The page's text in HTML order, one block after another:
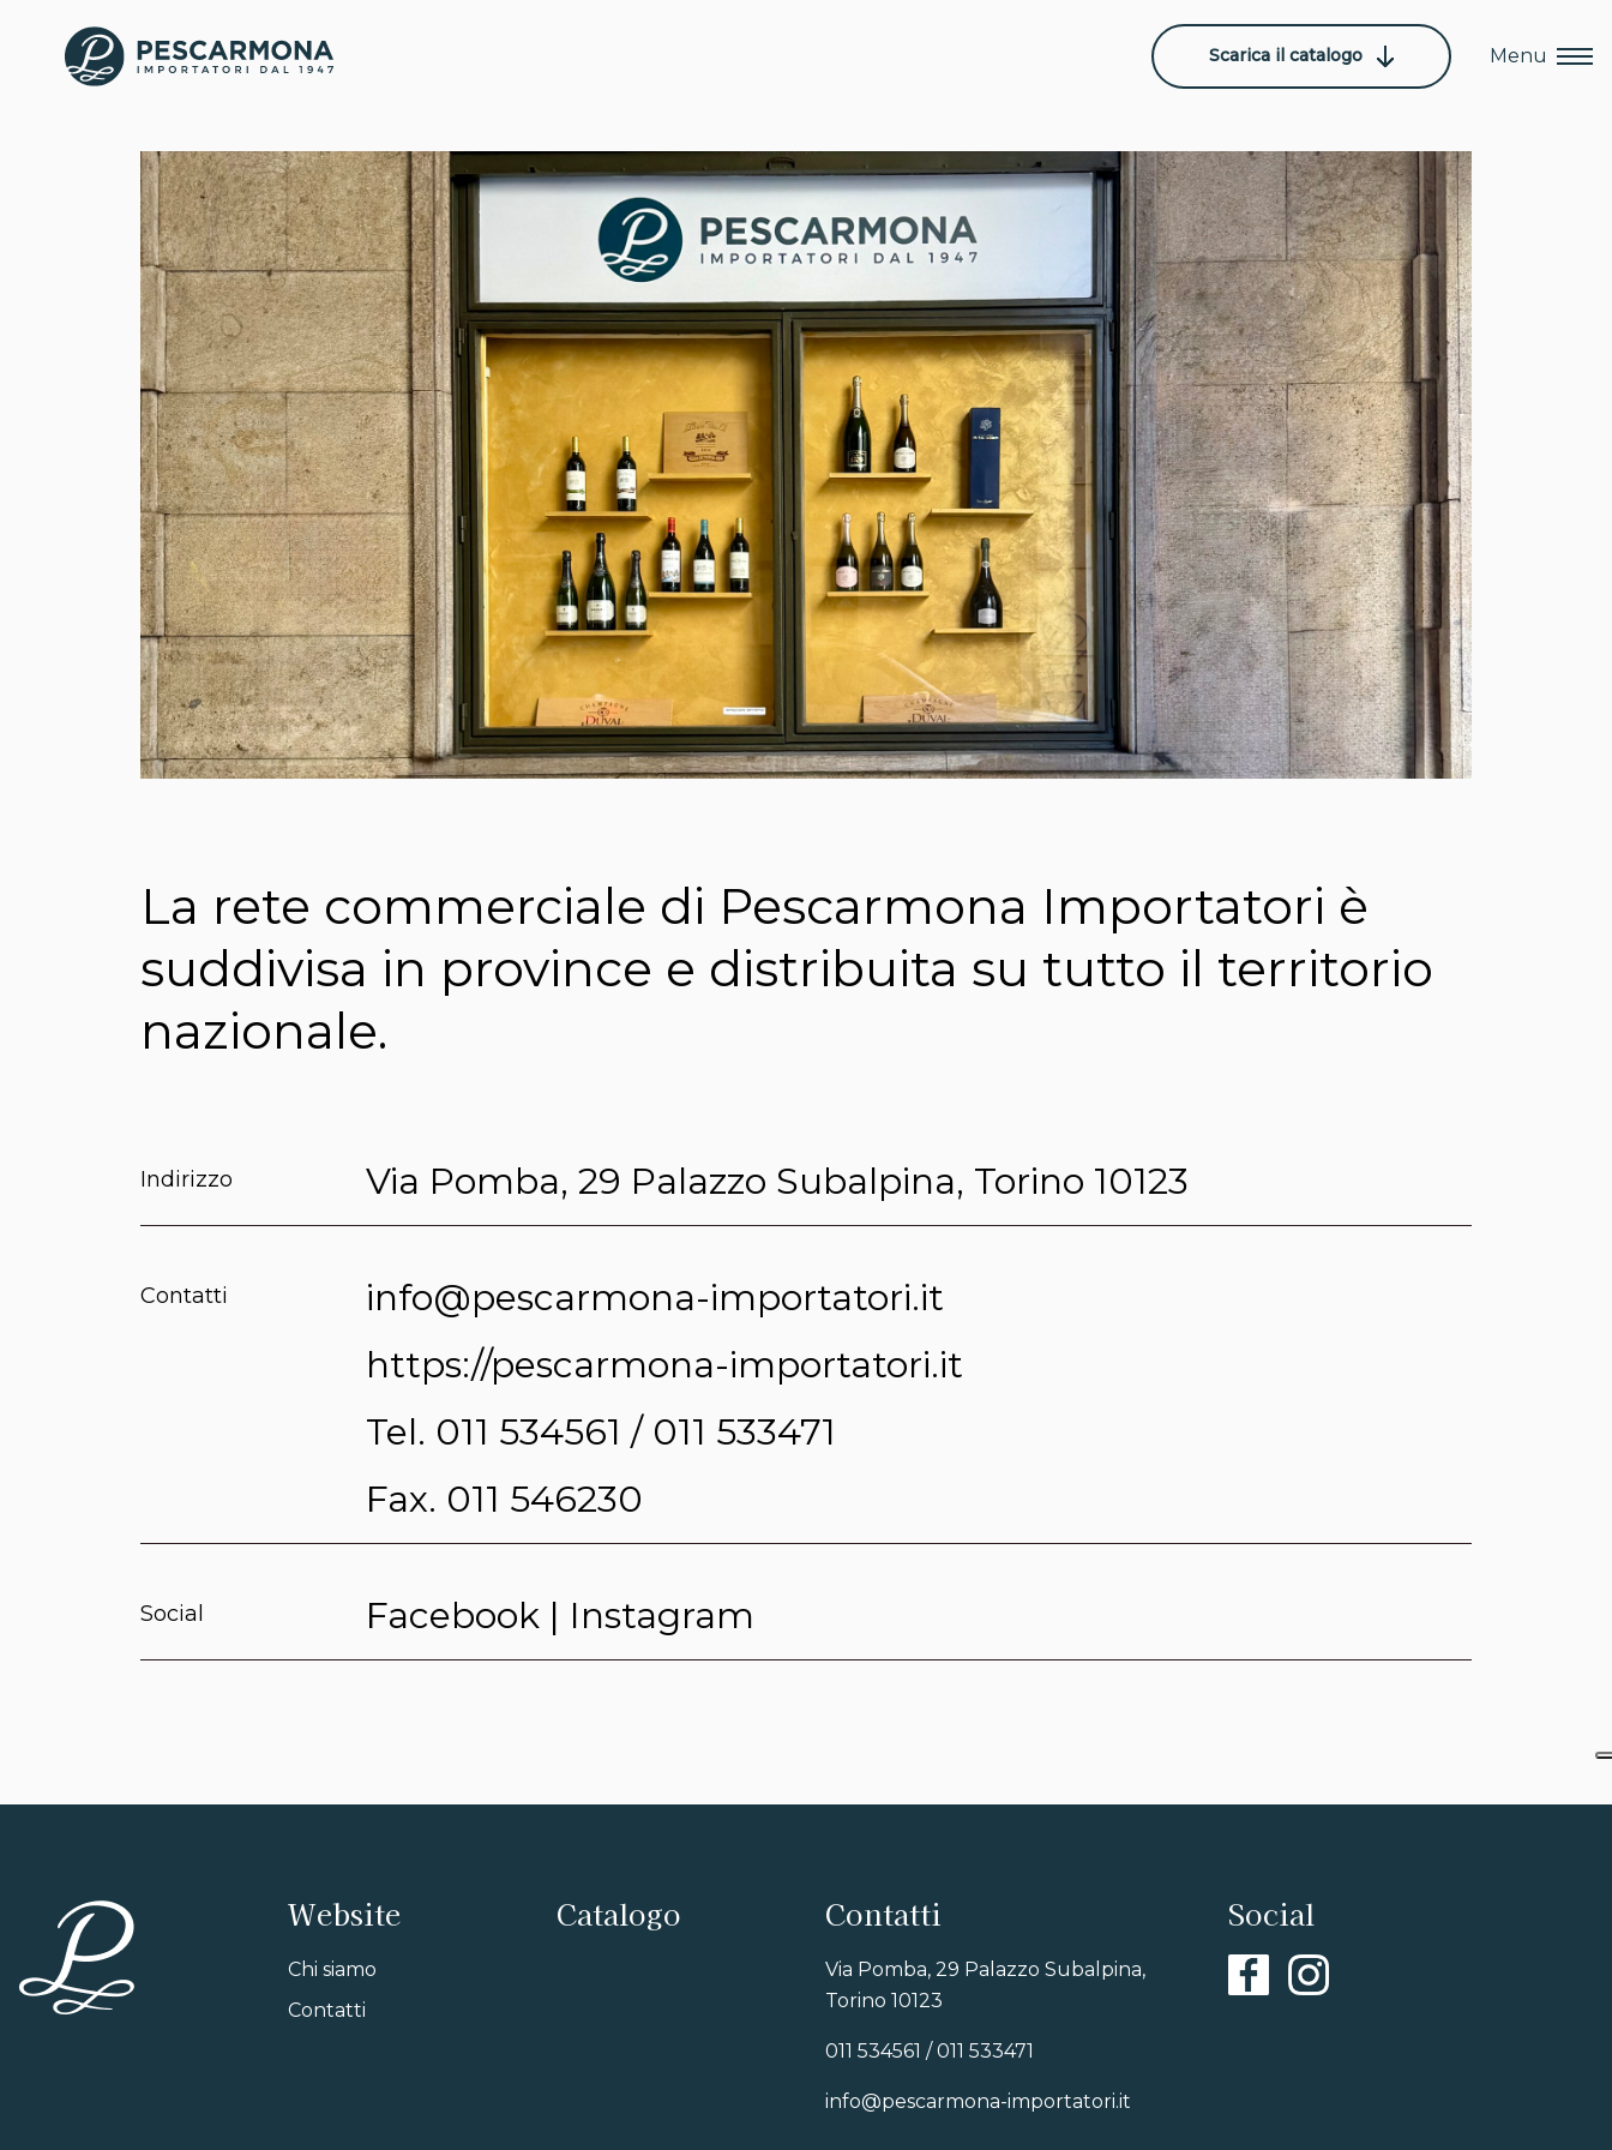
Scarica il catalogo Menu
La rete commerciale di Pescarmona Importatori è
suddivisa in province e distribuita su tutto il territorio
nazionale.
Indirizzo Via Pomba, 29 Palazzo Subalpina, Torino 10123
Contatti
info@pescarmona-importatori.it
https://pescarmona-importatori.it
Tel. 011 534561 / 011 533471
Fax. 011 546230
Social Facebook | Instagram
Website
Chi siamo
Contatti
Catalogo Contatti
Via Pomba, 29 Palazzo Subalpina,
Torino 10123
011 534561 / 011 533471
info@pescarmona-importatori.it
Social